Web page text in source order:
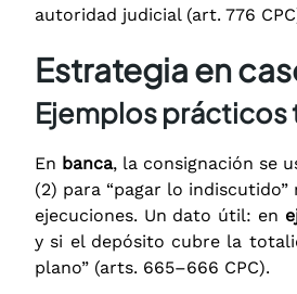
autoridad judicial (art. 776
Estrategia en
Ejemplos prácticos
En banca, la consignación se
(2) para “pagar lo
ejecuciones. Un dato útil: en
y si el depósito cubre la
plano” (arts. 665–666 CPC).